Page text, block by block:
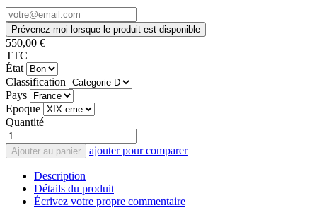
Prévenez-moi lorsque le produit est disponible
550,00 €
TTC
État
Classification
Pays
Epoque
Quantité
Ajouter au panier ajouter pour comparer
Description
Détails du produit
Écrivez votre propre commentaire